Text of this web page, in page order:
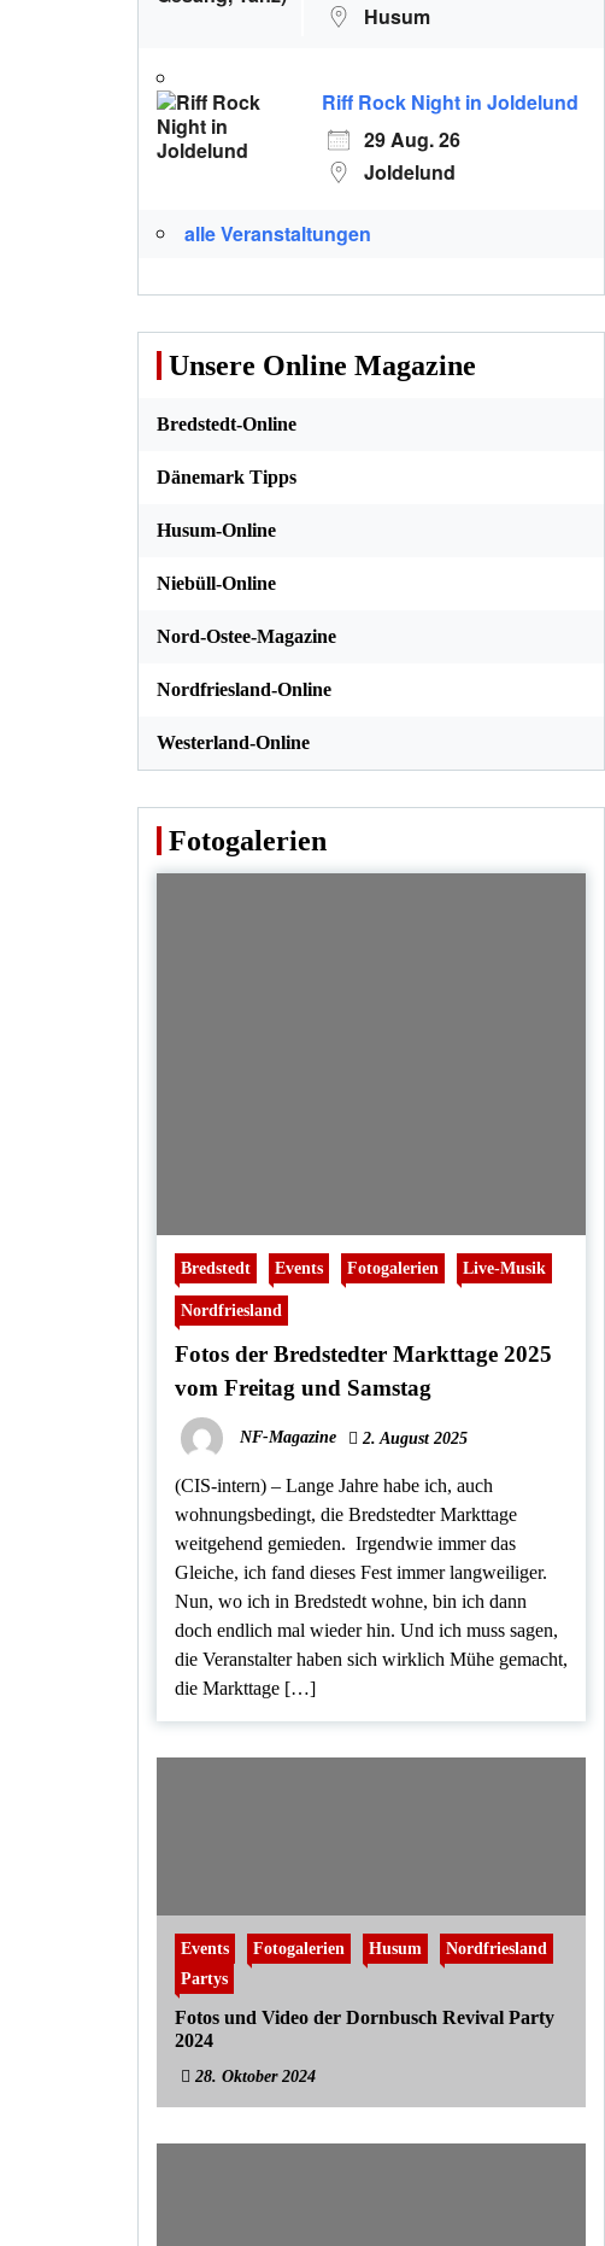
Husum
Riff Rock Night in Joldelund
29 Aug. 26
Joldelund
alle Veranstaltungen
Unsere Online Magazine
Bredstedt-Online
Dänemark Tipps
Husum-Online
Niebüll-Online
Nord-Ostee-Magazine
Nordfriesland-Online
Westerland-Online
Fotogalerien
Bredstedt Events Fotogalerien Live-Musik
Nordfriesland
Fotos der Bredstedter Markttage 2025
vom Freitag und Samstag
NF-Magazine 2. August 2025
(CIS-intern) – Lange Jahre habe ich, auch
wohnungsbedingt, die Bredstedter Markttage
weitgehend gemieden. Irgendwie immer das
Gleiche, ich fand dieses Fest immer langweiliger.
Nun, wo ich in Bredstedt wohne, bin ich dann
doch endlich mal wieder hin. Und ich muss sagen,
die Veranstalter haben sich wirklich Mühe gemacht,
die Markttage […]
Events Fotogalerien Husum
Nordfriesland
Partys
Fotos und Video der Dornbusch Revival Party
2024
28. Oktober 2024